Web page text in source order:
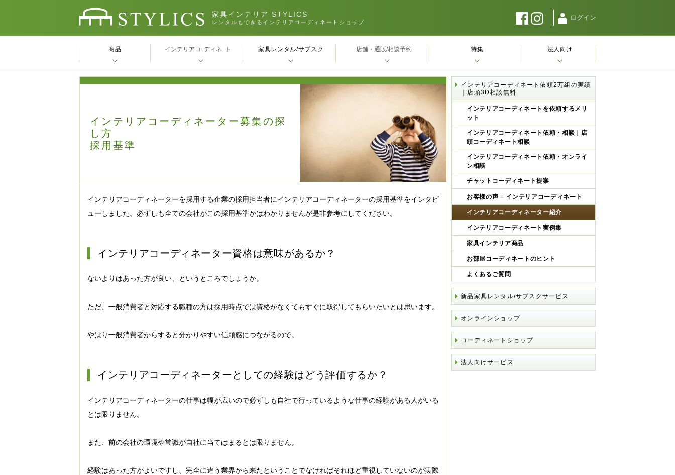
家具インテリア STYLICS
レンタルもできるインテリアコーディネートショップ
ログイン
インテリアコーディネーター募集の探
し方
採用基準
インテリアコーディネーターを採用する企業の採用担当者にインテリアコーディネーターの採用基準をインタビ
ューしました。必ずしも全ての会社がこの採用基準かはわかりませんが是非参考にしてください。
インテリアコーディネーター資格は意味があるか？
ないよりはあった方が良い、というところでしょうか。
ただ、一般消費者と対応する職種の方は採用時点では資格がなくてもすぐに取得してもらいたいとは思います。
やはり一般消費者からすると分かりやすい信頼感につながるので。
インテリアコーディネーターとしての経験はどう評価するか？
インテリアコーディネーターの仕事は幅が広いので必ずしも自社で行っているような仕事の経験がある人がいる
とは限りません。
また、前の会社の環境や常識が自社に当てはまるとは限りません。
経験はあった方がよいですし、完全に違う業界から来たということでなければそれほど重視していないのが実際
インテリアコーディネート依頼2万組の実績
｜店頭3D相談無料
インテリアコーディネートを依頼するメリ
ット
インテリアコーディネート依頼・相談｜店
頭コーディネート相談
インテリアコーディネート依頼・オンライ
ン相談
チャットコーディネート提案
お客様の声 – インテリアコーディネート
インテリアコーディネーター紹介
インテリアコーディネート実例集
家具インテリア商品
お部屋コーディネートのヒント
よくあるご質問
新品家具レンタル/サブスクサービス
オンラインショップ
コーディネートショップ
法人向けサービス
商品 インテリアコｰディネｰト 家具レンタル/サブスク 店舗・通販/相談予約 特集 法人向け